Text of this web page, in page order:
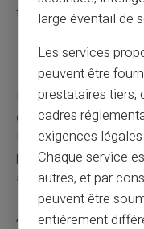
transmission.
Rupture de
La rupture d'un
conséquences sur le
En effet, si l'enfant
plus être reconnu
suspension du
Après la rupture d'un
large éventail de
Les services
peuvent être
prestataires tiers,
cadres
exigences
Chaque service
autres, et par
peuvent être
entièrement